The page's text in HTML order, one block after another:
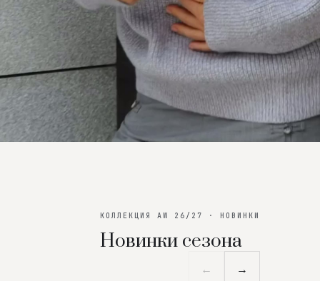
КОЛЛЕКЦИЯ AW 26/27 · НОВИНКИ
Новинки сезона
← →